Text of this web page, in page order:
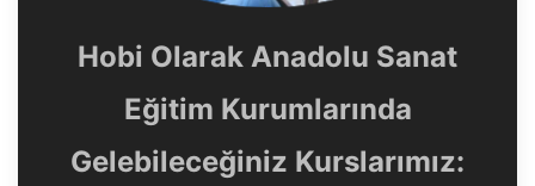
Hobi Olarak Anadolu Sanat
Eğitim Kurumlarında
Gelebileceğiniz Kurslarımız: